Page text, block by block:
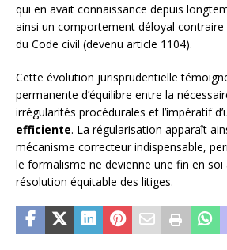
qui en avait connaissance depuis
ainsi un comportement déloyal contraire
du Code civil (devenu article 1104).
Cette évolution jurisprudentielle
permanente d’équilibre entre la
irrégularités procédurales et l’impératif
efficiente. La régularisation apparaît
mécanisme correcteur indispensable,
le formalisme ne devienne une fin en
résolution équitable des litiges.